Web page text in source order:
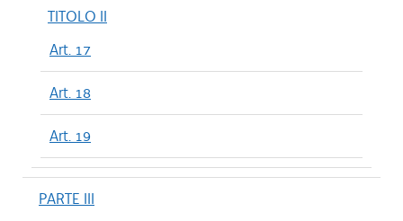
TITOLO II
Art. 17
Art. 18
Art. 19
PARTE III